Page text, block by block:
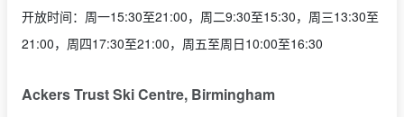
开放时间：周一15:30至21:00，周二9:30至15:30，周三13:30至
21:00，周四17:30至21:00，周五至周日10:00至16:30
Ackers Trust Ski Centre, Birmingham